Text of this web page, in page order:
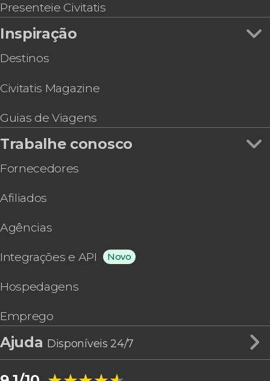
Presenteie Civitatis
Inspiração
Destinos
Civitatis Magazine
Guias de Viagens
Trabalhe conosco
Fornecedores
Afiliados
Agências
Integrações e API Novo
Hospedagens
Emprego
Ajuda Disponíveis 24/7